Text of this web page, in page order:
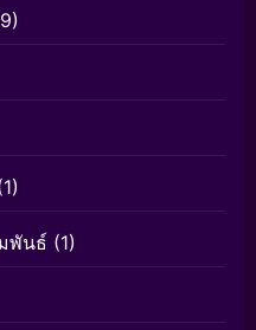
พันธ์ (1)